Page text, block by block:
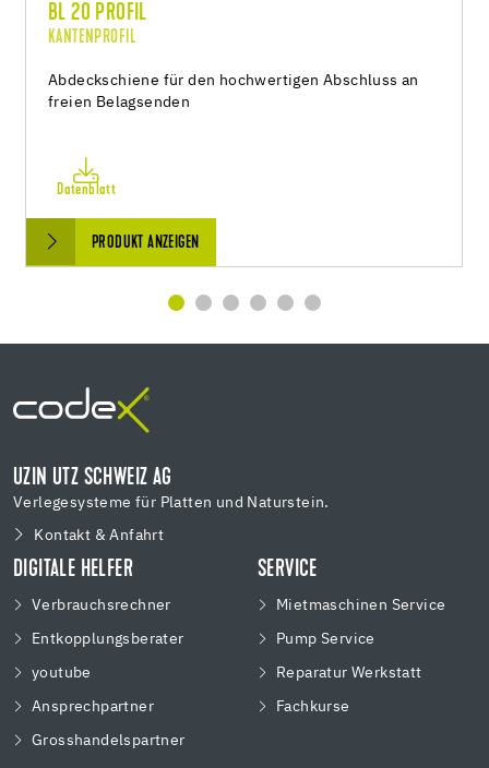
BL 20 PROFIL
KANTENPROFIL
Abdeckschiene für den hochwertigen Abschluss an
freien Belagsenden
Datenblatt
PRODUKT ANZEIGEN
UZIN UTZ SCHWEIZ AG
Verlegesysteme für Platten und Naturstein.
Kontakt & Anfahrt
DIGITALE HELFER
Verbrauchsrechner
Entkopplungsberater
youtube
Ansprechpartner
Grosshandelspartner
SERVICE
Mietmaschinen Service
Pump Service
Reparatur Werkstatt
Fachkurse